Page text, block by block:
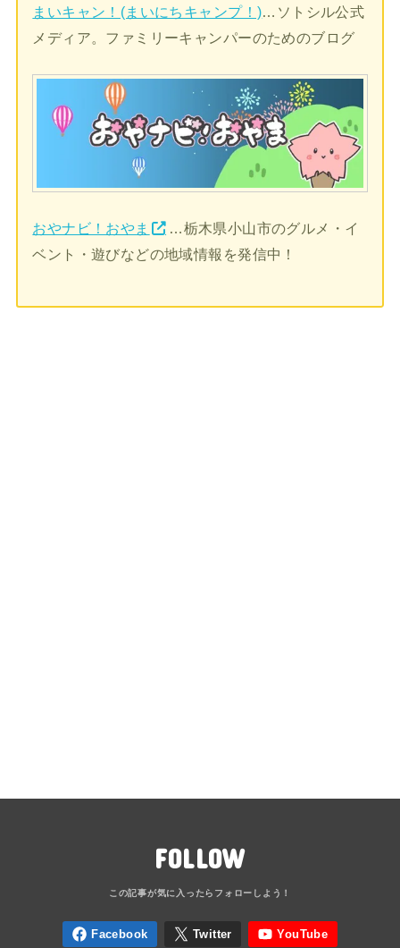
まいキャン！(まいにちキャンプ！)…ソトシル公式
メディア。ファミリーキャンパーのためのブログ
おやナビ！おやま
…栃木県小山市のグルメ・イ
ベント・遊びなどの地域情報を発信中！
FOLLOW